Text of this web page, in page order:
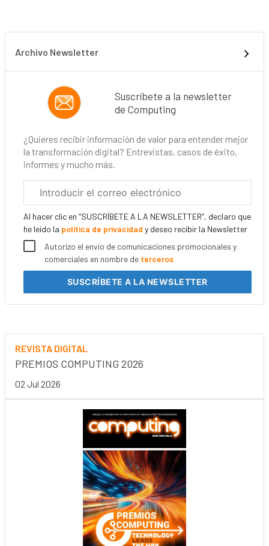
Archivo Newsletter
Suscríbete a la newsletter
de Computing
¿Quieres recibir información de valor para entender mejor
la transformación digital? Entrevistas, casos de éxito,
informes y mucho más.
electrónico
Al hacer clic en “SUSCRÍBETE A LA NEWSLETTER”, declaro que
he leído la política de privacidad y deseo recibir la Newsletter
Autorizo el envío de comunicaciones promocionales y
comerciales en nombre de terceros
SUSCRÍBETEA LA NEWSLETTER
REVISTA DIGITAL
PREMIOS COMPUTING 2026
02 Jul 2026